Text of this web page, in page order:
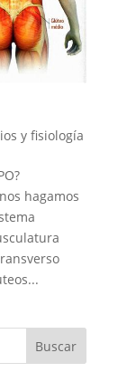
y fisiología
hagamos